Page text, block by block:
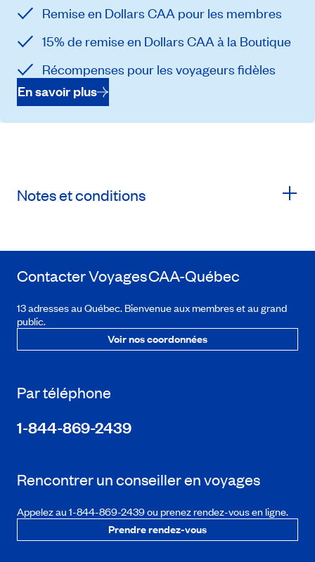
Remise en Dollars CAA pour les membres
15% de remise en Dollars CAA à la Boutique
Récompenses pour les voyageurs fidèles
En savoir plus
Notes et conditions
Contacter VoyagesCAA-Québec
13 adresses au Québec. Bienvenue aux membres et au grand
public.
Voir nos coordonnées
Par téléphone
1-844-869-2439
Rencontrer un conseiller en voyages
Appelez au 1-844-869-2439 ou prenez rendez-vous en ligne.
Prendre rendez-vous